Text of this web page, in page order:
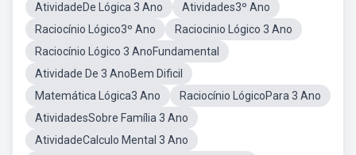
AtividadeDe Lógica 3 Ano
Atividades3º Ano
Raciocínio Lógico3º Ano
Raciocinio Lógico 3 Ano
Raciocínio Lógico 3 AnoFundamental
Atividade De 3 AnoBem Dificil
Matemática Lógica3 Ano
Raciocínio LógicoPara 3 Ano
AtividadesSobre Família 3 Ano
AtividadeCalculo Mental 3 Ano